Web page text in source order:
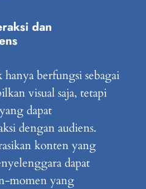
dan
berfungsi sebagai
visual saja, tetapi
dapat
dengan audiens.
konten yang
dapat
momen yang